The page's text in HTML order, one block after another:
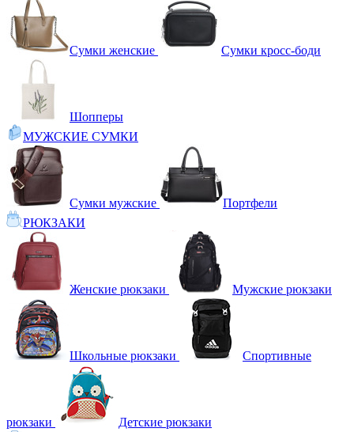
Сумки женские Сумки кросс-боди
Шопперы
МУЖСКИЕ СУМКИ
Сумки мужские
Портфели
РЮКЗАКИ
Женские рюкзаки Мужские рюкзаки
Школьные рюкзаки Спортивные
рюкзаки
Детские рюкзаки